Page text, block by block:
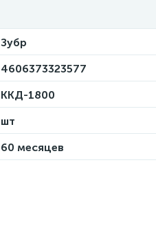
Зубр
4606373323577
ККД-1800
шт
60 месяцев